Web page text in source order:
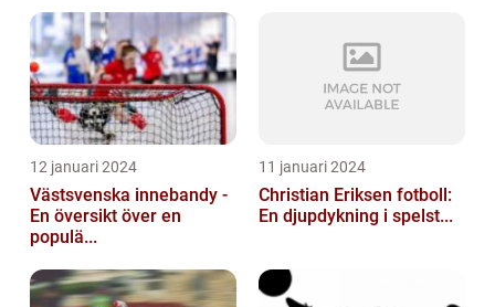
12 januari 2024
Västsvenska innebandy -
En översikt över en
populä...
11 januari 2024
Christian Eriksen fotboll:
En djupdykning i spelst...